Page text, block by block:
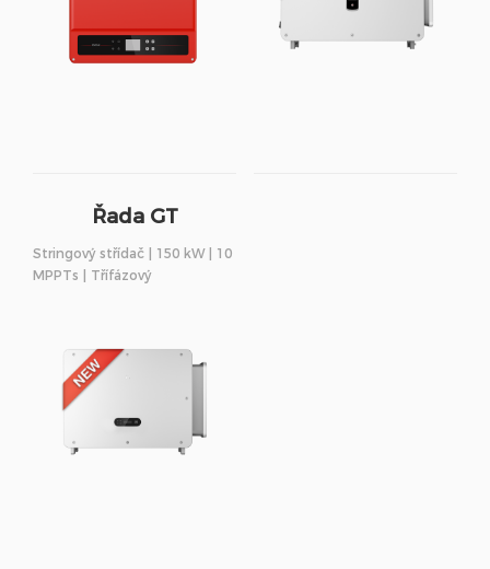
Řada GT
Stringový střídač | 150 kW | 10
MPPTs | Třífázový